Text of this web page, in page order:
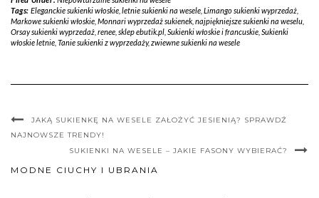
Tags: Eleganckie sukienki włoskie, letnie sukienki na wesele, Limango sukienki wyprzedaż,
Markowe sukienki włoskie Monnari wyprzedaż sukienek najpiękniejsze sukienki na weselu
Orsay sukienki wyprzedaż renee sklep ebutik.pl Sukienki włoskie i francuskie Sukienki
włoskie letnie Tanie sukienki z wyprzedaży,zwiewne sukienki na wesele
JAKĄ SUKIENKĘ NA WESELE ZAŁOŻYĆ JESIENIĄ? SPRAWDŹ
NAJNOWSZE TRENDY!
SUKIENKI NA WESELE – JAKIE FASONY WYBIERAĆ?
MODNE CIUCHY I UBRANIA